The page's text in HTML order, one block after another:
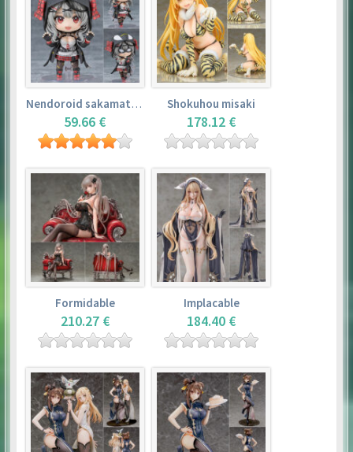
Nendoroid sakamata chloe
59.66 €
Shokuhou misaki
178.12 €
Formidable
210.27 €
Implacable
184.40 €